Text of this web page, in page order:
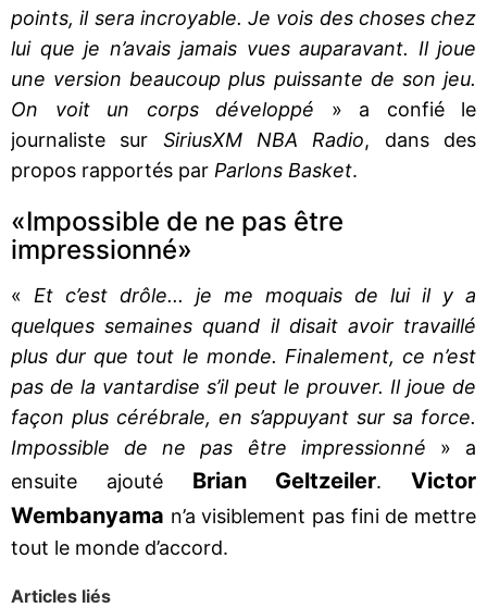
points, il sera incroyable. Je vois des choses chez
lui que je n’avais jamais vues auparavant. Il joue
une version beaucoup plus puissante de son jeu.
On voit un corps développé » a confié le
journaliste sur SiriusXM NBA Radio, dans des
propos rapportés par Parlons Basket.
«Impossible de ne pas être
impressionné»
« Et c’est drôle... je me moquais de lui il y a
quelques semaines quand il disait avoir travaillé
plus dur que tout le monde. Finalement, ce n’est
pas de la vantardise s’il peut le prouver. Il joue de
façon plus cérébrale, en s’appuyant sur sa force.
Impossible de ne pas être impressionné » a
ensuite ajouté Brian Geltzeiler. Victor
Wembanyama n’a visiblement pas fini de mettre
tout le monde d’accord.
Articles liés